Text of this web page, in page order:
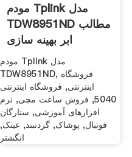
مودم Tplink مدل
TDW8951ND مطالب
ابر بهینه سازی
مودم Tplink مدل
TDW8951ND, فروشگاه
اینترنتی, فروشگاه اینترنتی
5040, فروش ساعت مچی, نرم
افزارهای آموزشی, ستارگان
فوتبال, پوشاک, گردنبند, عینک,
انگشتر